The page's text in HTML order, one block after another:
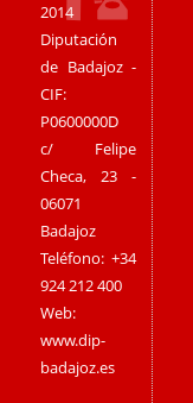
2014
Diputación
de Badajoz -
CIF:
P0600000D
c/ Felipe
Checa, 23 -
06071
Badajoz
Teléfono: +34
924 212 400
Web:
www.dip-
badajoz.es